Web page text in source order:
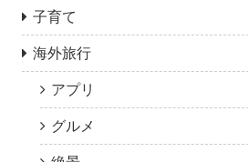
子育て
海外旅行
アプリ
グルメ